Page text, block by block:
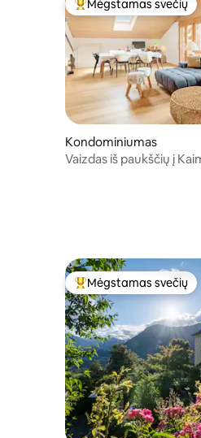
Svečių mėgstamiausias
Mėgstamas svečių
Kondominiumas
Vaizdas iš paukščių į
Svečių mėgstamiausias
Mėgstamas svečių